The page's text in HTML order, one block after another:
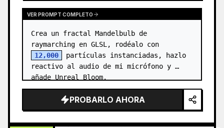
VER PROMPT COMPLETO
Crea un fractal Mandelbulb de
12,000
partículas instanciadas, hazlo
reactivo al audio de mi micrófono y
añade Unreal Bloom.
PROBARLO AHORA